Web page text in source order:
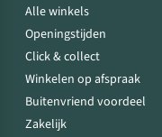
Alle winkels
Openingstijden
Click & collect
Winkelen op afspraak
Buitenvriend voordeel
Zakelijk